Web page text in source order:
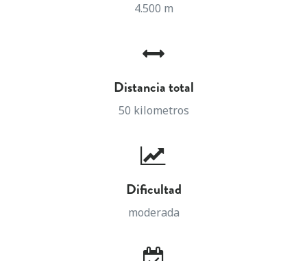
4.500 m
Distancia total
50 kilometros
Dificultad
moderada